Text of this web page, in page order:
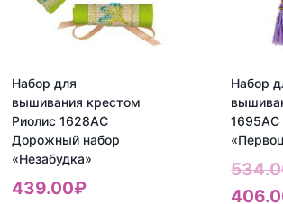
Набор для
вышивания крестом
Риолис 1628АС
Дорожный набор
«Незабудка»
439.00₽
Набор
1695АС